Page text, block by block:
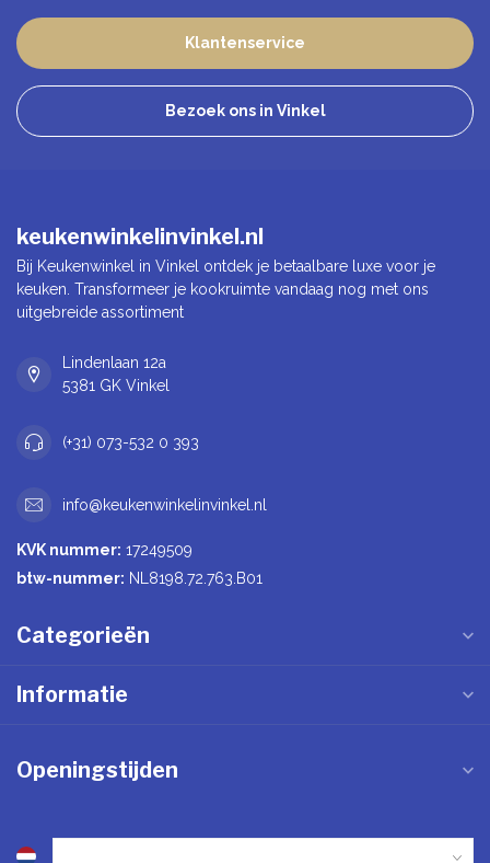
Klantenservice
Bezoek ons in Vinkel
keukenwinkelinvinkel.nl
Bij Keukenwinkel in Vinkel ontdek je betaalbare luxe voor je
keuken. Transformeer je kookruimte vandaag nog met ons
uitgebreide assortiment
Lindenlaan 12a
5381 GK Vinkel
(+31) 073-532 0 393
info@keukenwinkelinvinkel.nl
KVK nummer: 17249509
btw-nummer: NL8198.72.763.B01
Categorieën
Informatie
Openingstijden